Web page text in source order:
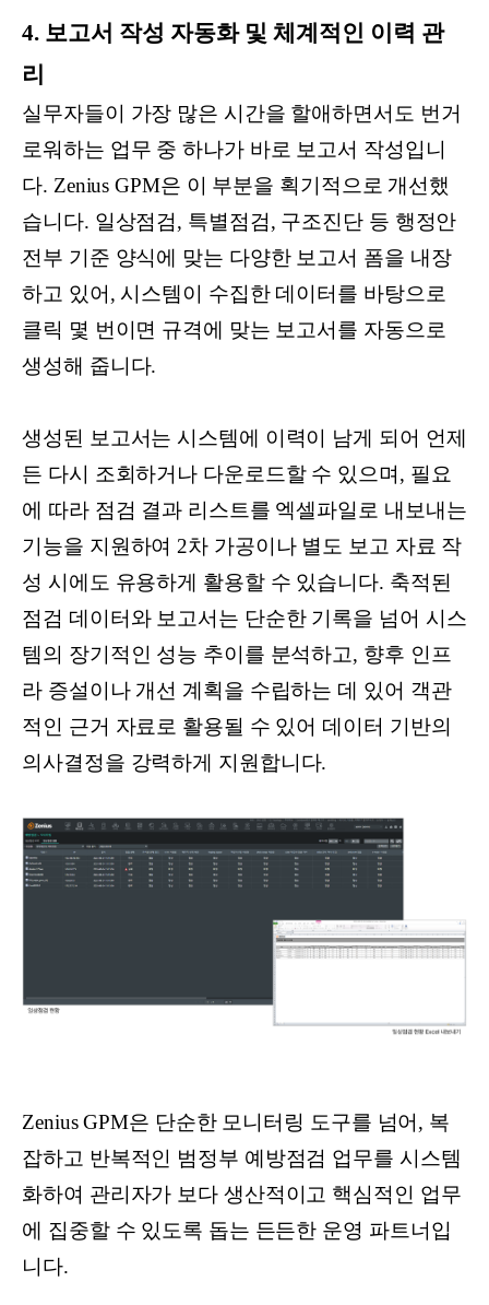
4. 보고서 작성 자동화 및 체계적인 이력 관
리
실무자들이 가장 많은 시간을 할애하면서도 번거
로워하는 업무 중 하나가 바로 보고서 작성입니
다. Zenius GPM은 이 부분을 획기적으로 개선했
습니다. 일상점검, 특별점검, 구조진단 등 행정안
전부 기준 양식에 맞는 다양한 보고서 폼을 내장
하고 있어, 시스템이 수집한 데이터를 바탕으로
클릭 몇 번이면 규격에 맞는 보고서를 자동으로
생성해 줍니다.
생성된 보고서는 시스템에 이력이 남게 되어 언제
든 다시 조회하거나 다운로드할 수 있으며, 필요
에 따라 점검 결과 리스트를 엑셀파일로 내보내는
기능을 지원하여 2차 가공이나 별도 보고 자료 작
성 시에도 유용하게 활용할 수 있습니다. 축적된
점검 데이터와 보고서는 단순한 기록을 넘어 시스
템의 장기적인 성능 추이를 분석하고, 향후 인프
라 증설이나 개선 계획을 수립하는 데 있어 객관
적인 근거 자료로 활용될 수 있어 데이터 기반의
의사결정을 강력하게 지원합니다.
Zenius GPM은 단순한 모니터링 도구를 넘어, 복
잡하고 반복적인 범정부 예방점검 업무를 시스템
화하여 관리자가 보다 생산적이고 핵심적인 업무
에 집중할 수 있도록 돕는 든든한 운영 파트너입
니다.